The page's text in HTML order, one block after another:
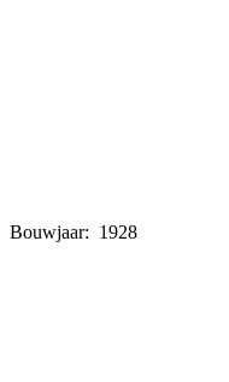
Bouwjaar: 1928